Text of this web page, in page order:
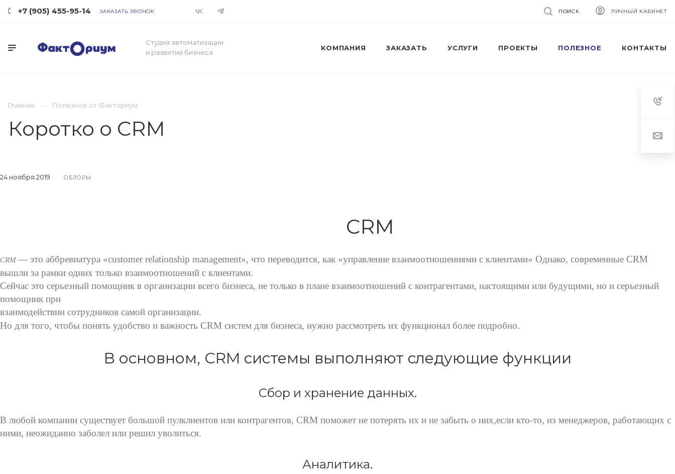
+7 (905) 455-95-14 ЗАКАЗАТЬ ЗВОНОК ЛИЧНЫЙ КАБИНЕТ
ПОИСК
Студия автоматизации
и развития бизнеса
КОМПАНИЯ ЗАКАЗАТЬ УСЛУГИ ПРОЕКТЫ ПОЛЕЗНОЕ КОНТАКТЫ
Главная Полезное от Факториум
Коротко о CRM
24 ноября 2019 ОБЗОРЫ
СRM
СRM — это аббревиатура «customer relationship management», что переводится, как «управление взаимоотношениями с клиентами» Однако, современные CRM
вышли за рамки одних только взаимоотношений с клиентами.
Сейчас это серьезный помощник в организации всего бизнеса, не только в плане взаимоотношений с контрагентами, настоящими или будущими, но и серьезный
помощник при
взаимодействии сотрудников самой организации.
Но для того, чтобы понять удобство и важность CRM систем для бизнеса, нужно рассмотреть их функционал более подробно.
В основном, CRM системы выполняют следующие функции
Сбор и хранение данных.
В любой компании существует большой пулклиентов или контрагентов, CRM поможет не потерять их и не забыть о них,если кто-то, из менеджеров, работающих с
ними, неожиданно заболел или решил уволиться.
Аналитика.